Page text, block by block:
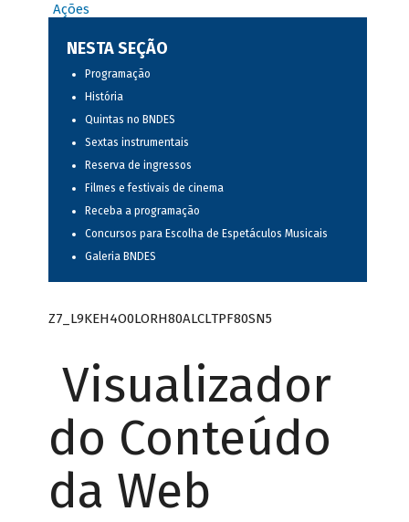
Ações
NESTA SEÇÃO
Programação
História
Quintas no BNDES
Sextas instrumentais
Reserva de ingressos
Filmes e festivais de cinema
Receba a programação
Concursos para Escolha de Espetáculos Musicais
Galeria BNDES
Z7_L9KEH4O0LORH80ALCLTPF80SN5
Visualizador
do Conteúdo
da Web